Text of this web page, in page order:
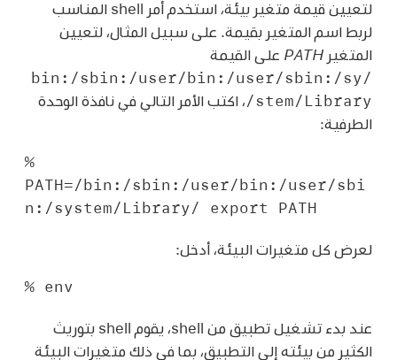
لتعيين قيمة متغير بيئة، استخدم أمر shell المناسب
لربط اسم المتغير بقيمة. على سبيل المثال، لتعيين
المتغير PATH على القيمة
/bin:/sbin:/user/bin:/user/sbin:/sy
stem/Library/
، اكتب الأمر التالي في نافذة الوحدة
الطرفية:
%
PATH=/bin:/sbin:/user/bin:/user/sbi
n:/system/Library/ export PATH
لعرض كل متغيرات البيئة، أدخل:
% env
عند بدء تشغيل تطبيق من shell، يقوم shell بتوريث
الكثير من بيئته إلى التطبيق، بما في ذلك متغيرات البيئة